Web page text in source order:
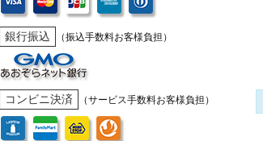
銀行振込 （振込手数料お客様負担）
コンビニ決済 （サービス手数料お客様負担）